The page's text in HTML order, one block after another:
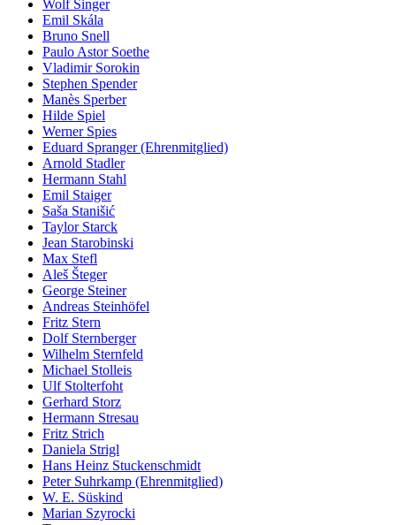
Wolf Singer
Emil Skála
Bruno Snell
Paulo Astor Soethe
Vladimir Sorokin
Stephen Spender
Manès Sperber
Hilde Spiel
Werner Spies
Eduard Spranger (Ehrenmitglied)
Arnold Stadler
Hermann Stahl
Emil Staiger
Saša Stanišić
Taylor Starck
Jean Starobinski
Max Stefl
Aleš Šteger
George Steiner
Andreas Steinhöfel
Fritz Stern
Dolf Sternberger
Wilhelm Sternfeld
Michael Stolleis
Ulf Stolterfoht
Gerhard Storz
Hermann Stresau
Fritz Strich
Daniela Strigl
Hans Heinz Stuckenschmidt
Peter Suhrkamp (Ehrenmitglied)
W. E. Süskind
Marian Szyrocki